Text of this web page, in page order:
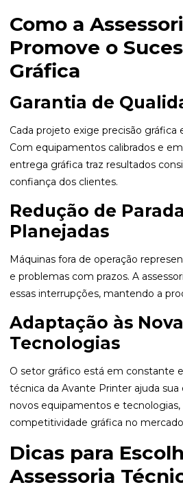
Como a
Promove o
Gráfica
Garantia de
Cada projeto exige precisão gráfica
Com equipamentos calibrados e
entrega gráfica traz resultados
confiança dos clientes.
Redução de
Planejadas
Máquinas fora de operação
e problemas com prazos. A
essas interrupções, mantendo a
Adaptação às
Tecnologias
O setor gráfico está em constante
técnica da Avante Printer ajuda
novos equipamentos e
competitividade gráfica no
Dicas para
Assessoria